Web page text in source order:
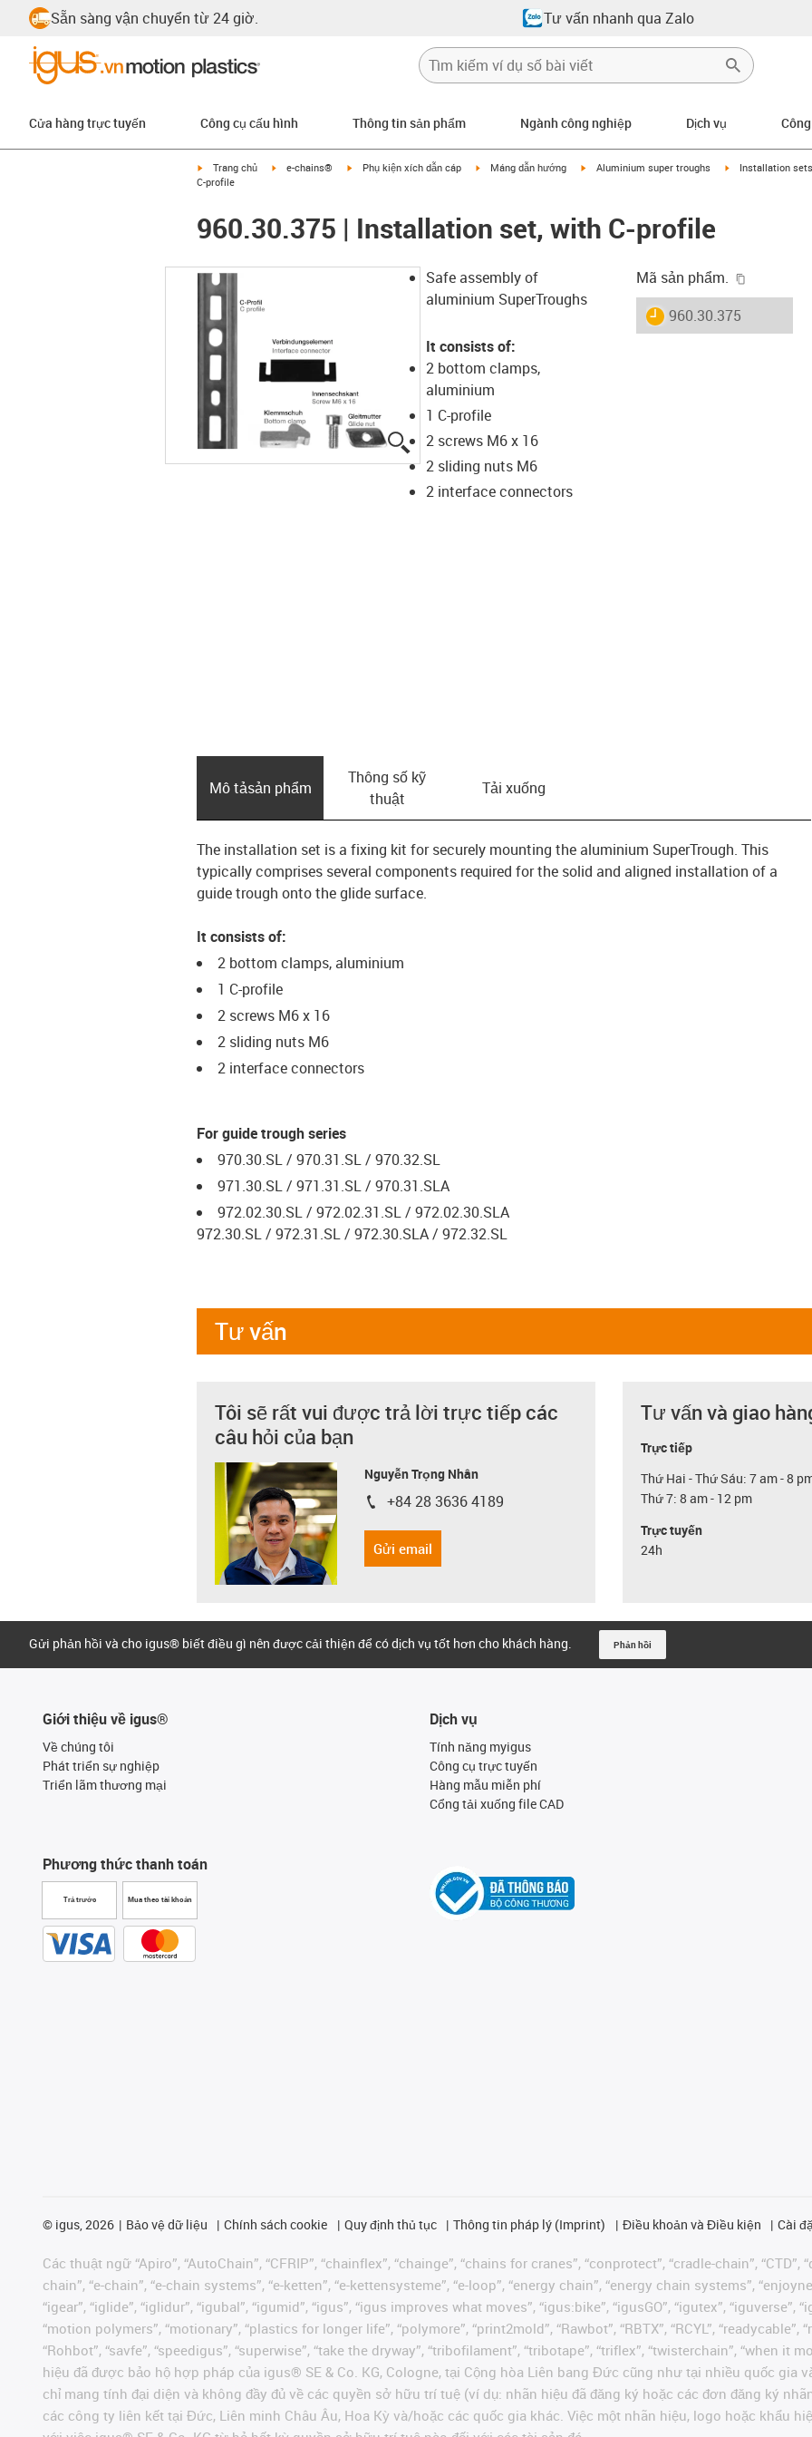
Sẵn sàng vận chuyển từ 24 giờ. Tư vấn nhanh qua Zalo
Cửa hàng trực tuyến Công cụ cấu hình Thông tin sản phẩm Ngành công nghiệp Dịch vụ
igus-icon-arrow-right
Trang chủ igus-icon-arrow-right
e-chains® igus-icon-arrow-right
Phụ kiện xích dẫn cáp igus-icon-arrow-right
Máng dẫn hướng igus-icon-arrow-right
Aluminium super troughs igus-icon-arrow-
Installation
C-profile
960.30.375 | Installation set, with C-profile
igus-icon-lupe
Safe assembly of
aluminium SuperTroughs
It consists of:
2 bottom clamps,
aluminium
1 C-profile
2 screws M6 x 16
2 sliding nuts M6
2 interface connectors
Mã sản phẩm.
igus-icon-lieferzeit
960.30.375
Mô tả­sản phẩm
Thông số kỹ
thuật
Tải xuống
The installation set is a fixing kit for securely mounting the aluminium SuperTrough. This
typically comprises several components required for the solid and aligned installation of a
guide trough onto the glide surface.
It consists of:
2 bottom clamps, aluminium
1 C-profile
2 screws M6 x 16
2 sliding nuts M6
2 interface connectors
For guide trough series
970.30.SL / 970.31.SL / 970.32.SL
971.30.SL / 971.31.SL / 970.31.SLA
972.02.30.SL / 972.02.31.SL / 972.02.30.SLA
972.30.SL / 972.31.SL / 972.30.SLA / 972.32.SL
Tư vấn
Tôi sẽ rất vui được trả lời trực tiếp các
câu hỏi của bạn
Nguyễn Trọng Nhân
igus-icon-phone
+84 28 3636 4189
Gửi email
Tư vấn và giao
Trực tiếp
Thứ Hai - Thứ Sáu: 7 am - 8
Thứ 7: 8 am - 12 pm
Trực tuyến
24h
Gửi phản hồi và cho igus® biết điều gì nên được cải thiện để có dịch vụ tốt hơn cho khách hàng. Phản hồi
Giới thiệu về igus®
Về chúng tôi
Phát triển sự nghiệp
Triển lãm thương mại
Phương thức thanh toán
Trả trước Mua theo tài khoản
Dịch vụ
Tính năng myigus
Công cụ trực tuyến
Hàng mẫu miễn phí
Cổng tải xuống file CAD
© igus, 2026 Bảo vệ dữ liệu Chính sách cookie Quy định thủ tục Thông tin pháp lý (Imprint) Điều khoản và Điều kiện Cài
Các thuật ngữ “Apiro”, “AutoChain”, “CFRIP”, “chainflex”, “chainge”, “chains for cranes”, “conprotect”, “cradle-chain”, “CTD”,
chain”, “e-chain”, “e-chain systems”, “e-ketten”, “e-kettensysteme”, “e-loop”, “energy chain”, “energy chain systems”,
“igear”, “iglide”, “iglidur”, “igubal”, “igumid”, “igus”, “igus improves what moves”, “igus:bike”, “igusGO”, “igutex”, “iguverse”,
“motion polymers”, “motionary”, “plastics for longer life”, “polymore”, “print2mold”, “Rawbot”, “RBTX”, “RCYL”, “readycable”,
“Rohbot”, “savfe”, “speedigus”, “superwise”, “take the dryway”, “tribofilament”, “tribotape”, “triflex”, “twisterchain”, “when it
hiệu đã được bảo hộ hợp pháp của igus® SE & Co. KG, Cologne, tại Cộng hòa Liên bang Đức cũng như tại nhiều quốc gia
chỉ mang tính đại diện và không đầy đủ về các quyền sở hữu trí tuệ (ví dụ: nhãn hiệu đã đăng ký hoặc các đơn đăng ký
các công ty liên kết tại Đức, Liên minh Châu Âu, Hoa Kỳ và/hoặc các quốc gia khác. Việc một nhãn hiệu, logo hoặc khẩu